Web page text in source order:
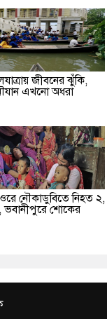
জীবনের ঝুঁকি,
এখনো অধরা
নৌকাডুবিতে নিহত ২,
শোকের